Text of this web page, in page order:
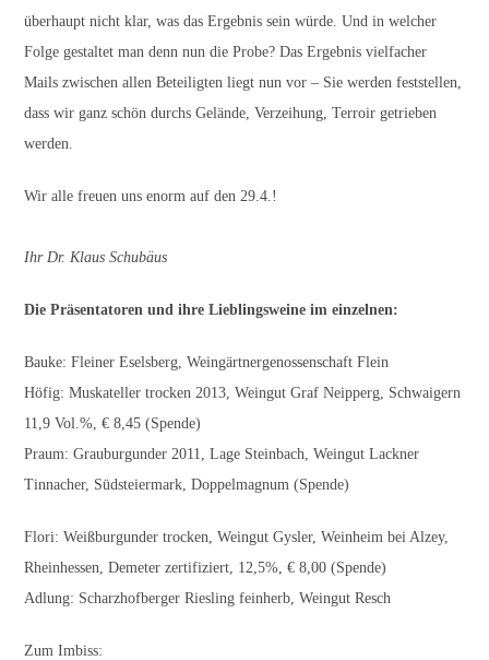
überhaupt nicht klar, was das Ergebnis sein würde. Und in welcher
Folge gestaltet man denn nun die Probe? Das Ergebnis vielfacher
Mails zwischen allen Beteiligten liegt nun vor – Sie werden feststellen,
dass wir ganz schön durchs Gelände, Verzeihung, Terroir getrieben
werden.
Wir alle freuen uns enorm auf den 29.4.!
Ihr Dr. Klaus Schubäus
Die Präsentatoren und ihre Lieblingsweine im einzelnen:
Bauke: Fleiner Eselsberg, Weingärtnergenossenschaft Flein
Höfig: Muskateller trocken 2013, Weingut Graf Neipperg, Schwaigern
11,9 Vol.%, € 8,45 (Spende)
Praum: Grauburgunder 2011, Lage Steinbach, Weingut Lackner
Tinnacher, Südsteiermark, Doppelmagnum (Spende)
Flori: Weißburgunder trocken, Weingut Gysler, Weinheim bei Alzey,
Rheinhessen, Demeter zertifiziert, 12,5%, € 8,00 (Spende)
Adlung: Scharzhofberger Riesling feinherb, Weingut Resch
Zum Imbiss: